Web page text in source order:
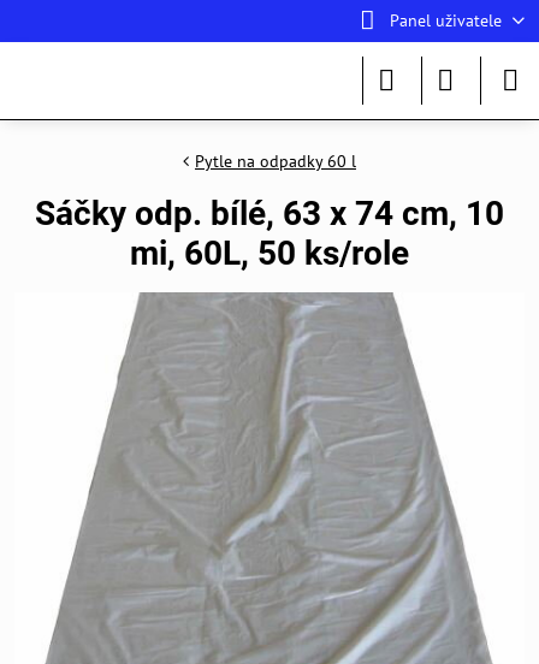
Panel uživatele
Pytle na odpadky 60 l
Sáčky odp. bílé, 63 x 74 cm, 10
mi, 60L, 50 ks/role